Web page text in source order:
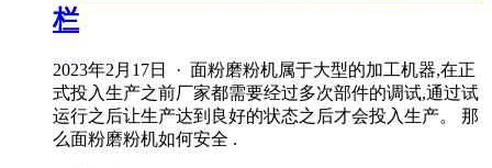
栏
2023年2月17日 · 面粉磨粉机属于大型的加工机器,在正
式投入生产之前厂家都需要经过多次部件的调试,通过试
运行之后让生产达到良好的状态之后才会投入生产。 那
么面粉磨粉机如何安全 .